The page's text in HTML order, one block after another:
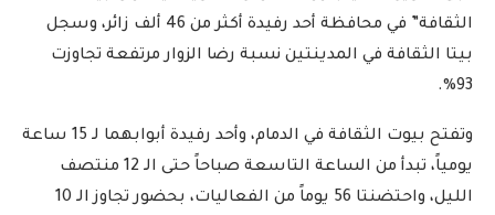
الثقافة” في محافظة أحد رفيدة أكثر من 46 ألف زائر، وسجل
بيتا الثقافة في المدينتين نسبة رضا الزوار مرتفعة تجاوزت
93%.
وتفتح بيوت الثقافة في الدمام، وأحد رفيدة أبوابهما لـ 15 ساعة
يومياً، تبدأ من الساعة التاسعة صباحاً حتى الـ 12 منتصف
الليل، واحتضنتا 56 يوماً من الفعاليات، بحضور تجاوز الـ 10